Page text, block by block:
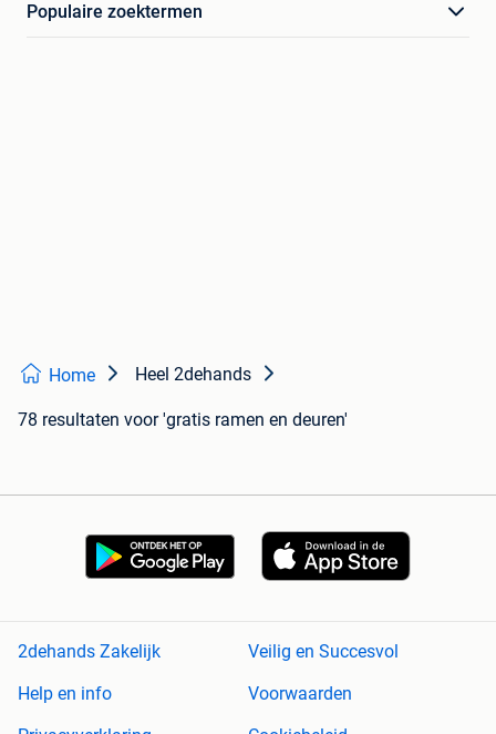
Populaire zoektermen
Home Heel 2dehands
78 resultaten voor 'gratis ramen en deuren'
2dehands Zakelijk
Veilig en Succesvol
Help en info
Voorwaarden